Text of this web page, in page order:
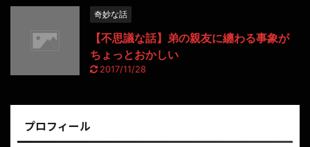
奇妙な話
【不思議な話】弟の親友に纏わる事象が
ちょっとおかしい
2017/11/28
プロフィール